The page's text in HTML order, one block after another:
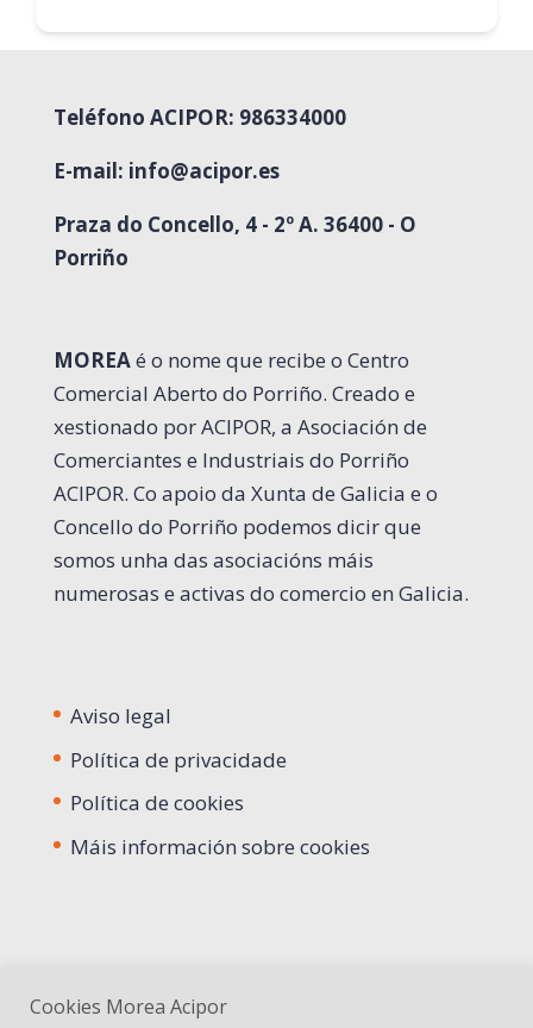
Teléfono ACIPOR: 986334000
E-mail: info@acipor.es
Praza do Concello, 4 - 2º A. 36400 - O
Porriño
MOREAé o nome que recibe o Centro
Comercial Aberto do Porriño. Creado e
xestionado por ACIPOR, a Asociación de
Comerciantes e Industriais do Porriño
ACIPOR. Co apoio da Xunta de Galicia e o
Concello do Porriño podemos dicir que
somos unha das asociacións máis
numerosas e activas do comercio en Galicia.
Aviso legal
Política de privacidade
Política de cookies
Máis información sobre cookies
Cookies Morea Acipor